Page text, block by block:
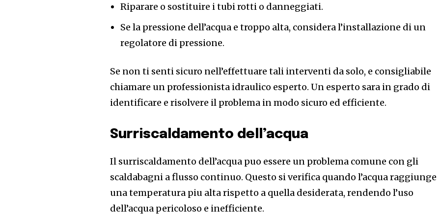
Riparare o sostituire i tubi rotti o danneggiati.
Se la pressione dell’acqua e troppo alta, considera l’installazione di un
regolatore di pressione.
Se non ti senti sicuro nell’effettuare tali interventi da solo, e consigliabile
chiamare un professionista idraulico esperto. Un esperto sara in grado di
identificare e risolvere il problema in modo sicuro ed efficiente.
Surriscaldamento dell’acqua
Il surriscaldamento dell’acqua puo essere un problema comune con gli
scaldabagni a flusso continuo. Questo si verifica quando l’acqua raggiunge
una temperatura piu alta rispetto a quella desiderata, rendendo l’uso
dell’acqua pericoloso e inefficiente.